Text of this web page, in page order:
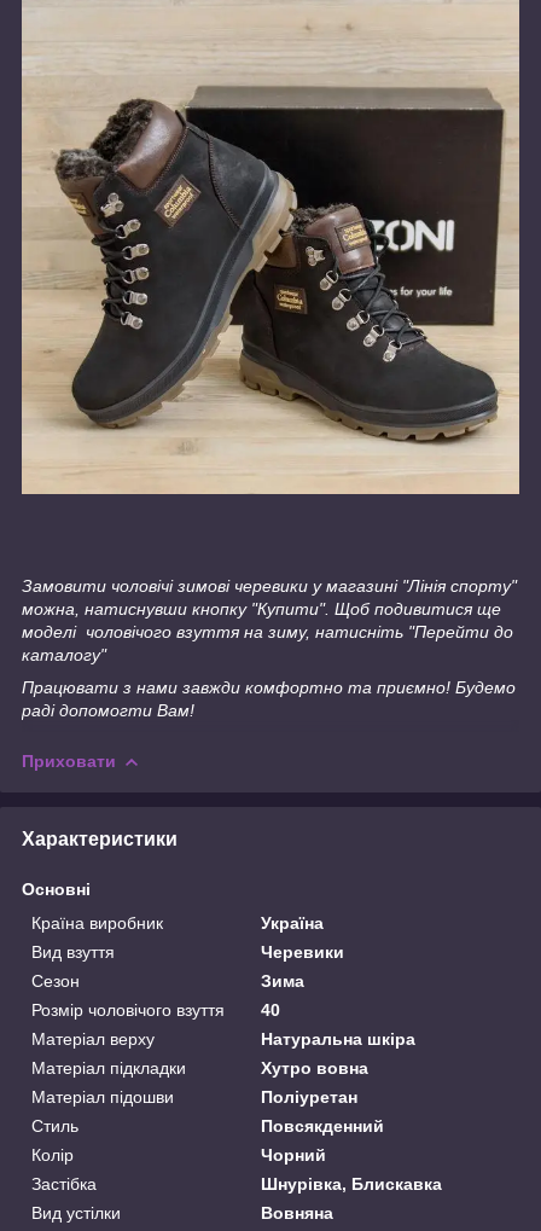
Замовити чоловічі зимові черевики у магазині "Лінія спорту"
можна, натиснувши кнопку "Купити". Щоб подивитися ще
моделі чоловічого взуття на зиму, натисніть "Перейти до
каталогу"
Працювати з нами завжди комфортно та приємно! Будемо
раді допомогти Вам!
Приховати
Характеристики
Основні
Країна виробник
Україна
Вид взуття
Черевики
Сезон
Зима
Розмір чоловічого взуття
40
Матеріал верху
Натуральна шкіра
Матеріал підкладки
Хутро вовна
Матеріал підошви
Поліуретан
Стиль
Повсякденний
Колір
Чорний
Застібка
Шнурівка, Блискавка
Вид устілки
Вовняна